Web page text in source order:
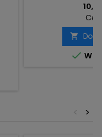

 W
>
<